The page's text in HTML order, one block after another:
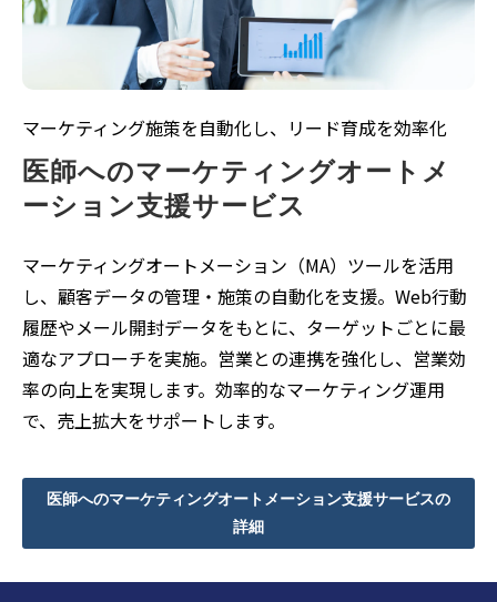
マーケティング施策を自動化し、リード育成を効率化
医師へのマーケティングオートメ
ーション支援サービス
マーケティングオートメーション（MA）ツールを活用
し、顧客データの管理・施策の自動化を支援。Web行動
履歴やメール開封データをもとに、ターゲットごとに最
適なアプローチを実施。営業との連携を強化し、営業効
率の向上を実現します。効率的なマーケティング運用
で、売上拡大をサポートします。
医師へのマーケティングオートメーション支援サービスの
詳細